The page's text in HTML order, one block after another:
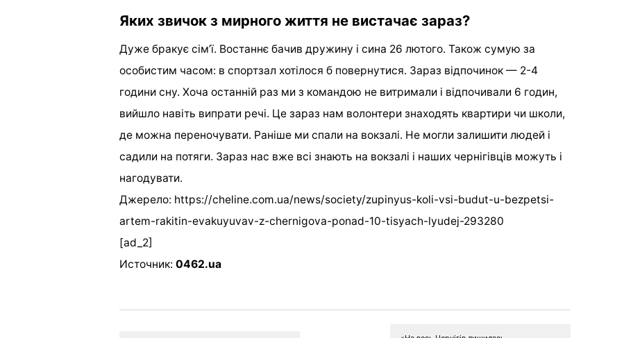
Яких звичок з мирного життя не вистачає зараз?
Дуже бракує сім’ї. Востаннє бачив дружину і сина 26 лютого. Також сумую за
особистим часом: в спортзал хотілося б повернутися. Зараз відпочинок — 2-4
години сну. Хоча останній раз ми з командою не витримали і відпочивали 6 годин,
вийшло навіть випрати речі. Це зараз нам волонтери знаходять квартири чи школи,
де можна переночувати. Раніше ми спали на вокзалі. Не могли залишити людей і
садили на потяги. Зараз нас вже всі знають на вокзалі і наших чернігівців можуть і
нагодувати.
Джерело: https://cheline.com.ua/news/society/zupinyus-koli-vsi-budut-u-bezpetsi-
artem-rakitin-evakuyuvav-z-chernigova-ponad-10-tisyach-lyudej-293280
[ad_2]
Источник: 0462.ua